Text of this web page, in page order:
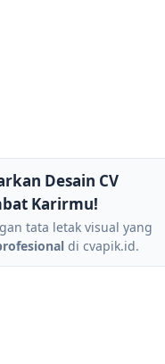
Desain CV
Karirmu!
tata letak visual yang
di cvapik.id.